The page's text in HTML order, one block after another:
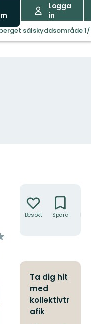
Logga
in
sälskyddsområde
Besökt Spara
Ta dig hit
med
kollektivtr
afik